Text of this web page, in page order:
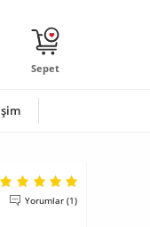
Sepet
Yorumlar (1)